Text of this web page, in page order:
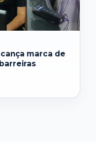
marca de